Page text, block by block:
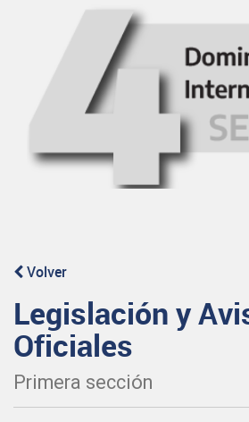
Volver
Legislación y
Oficiales
Primera sección